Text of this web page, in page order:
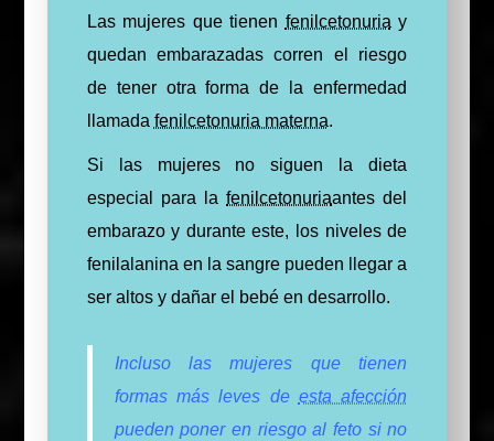
Las mujeres que tienen fenilcetonuria y
quedan embarazadas corren el riesgo
de tener otra forma de la enfermedad
llamada fenilcetonuria materna.
Si las mujeres no siguen la dieta
especial para lafenilcetonuriaantes del
embarazo y durante este, los niveles de
fenilalanina en la sangre pueden llegar a
ser altos y dañar el bebé en desarrollo.
Incluso las mujeres que tienen
formas más leves de esta afección
pueden poner en riesgo al feto si no